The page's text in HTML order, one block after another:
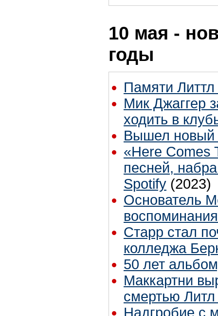
10 мая -
годы
Памяти
Мик Джаггер
ходить в
Вышел новый
«Here Comes
песней,
Spotify (2023)
Основатель
Старр стал
колледжа
50 лет
Маккартни
смертью
Надгробие с